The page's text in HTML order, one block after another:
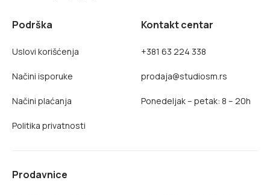
Podrška
Uslovi korišćenja
Načini isporuke
Načini plaćanja
Politika privatnosti
Kontakt centar
+381 63 224 338
prodaja@studiosm.rs
Ponedeljak – petak: 8 – 20h
Prodavnice